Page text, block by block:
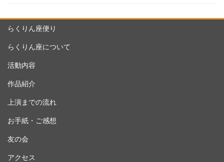
らくりん座便り
らくりん座について
活動内容
作品紹介
上演までの流れ
お手紙・ご感想
友の会
アクセス